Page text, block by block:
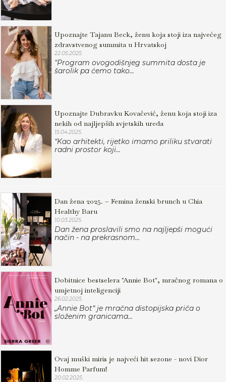
Upoznajte Tajanu Beck, ženu koja stoji iza najvećeg
zdravstvenog summita u Hrvatskoj
22.05.2025.
"Program ovogodišnjeg summita dosta je
šarolik pa ćemo tako...
Upoznajte Dubravku Kovačević, ženu koja stoji iza
nekih od najljepših svjetskih ureda
15.04.2025.
“Kao arhitekti, rijetko imamo priliku stvarati
radni prostor koji...
Dan žena 2025. – Femina ženski brunch u Chia
Healthy Baru
10.03.2025.
Dan žena proslavili smo na najljepši mogući
način - na prekrasnom...
Dobitnice bestselera "Annie Bot", mračnog romana o
umjetnoj inteligenciji
26.02.2025.
„Annie Bot“ je mračna distopijska priča o
složenim granicama...
Ovaj muški miris je najveći hit sezone - novi Dior
Homme Parfum!
20.02.2025.